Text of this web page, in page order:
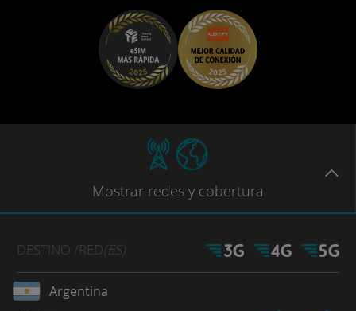
Mostrar redes y cobertura
DESTINO /RED(ES)
Argentina